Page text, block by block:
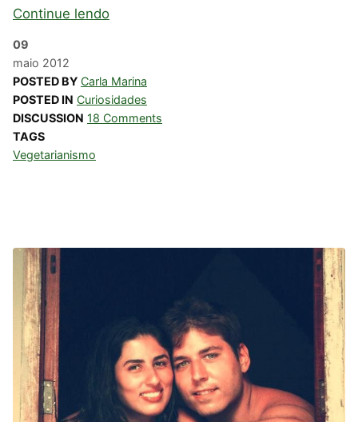
Continue lendo
09
maio 2012
POSTED BY Carla Marina
POSTED IN Curiosidades
DISCUSSION 18 Comments
TAGS
Vegetarianismo